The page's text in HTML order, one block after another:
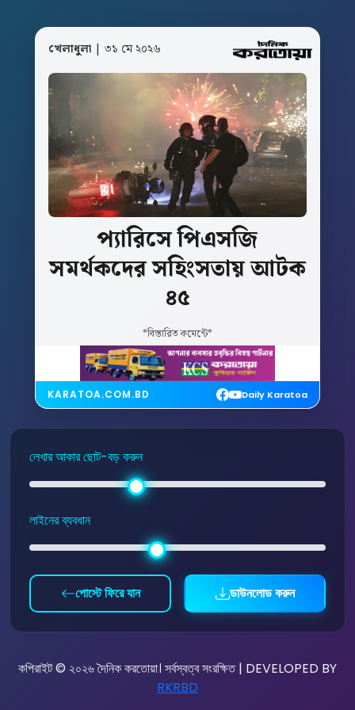
খেলাধুলা | ৩১ মে ২০২৬
প্যারিসেপিএসজি
সমর্থকদেরসহিংসতায়আটক
৪৫
*বিস্তারিত কমেন্টে*
KARATOA.COM.BD Daily Karatoa
লেখার আকার ছোট-বড় করুন
লাইনের ব্যবধান
পোস্টে ফিরে যান ডাউনলোড করুন
কপিরাইট © ২০২৬ দৈনিক করতোয়া। সর্বস্বত্ব সংরক্ষিত | DEVELOPED BY
RKRBD